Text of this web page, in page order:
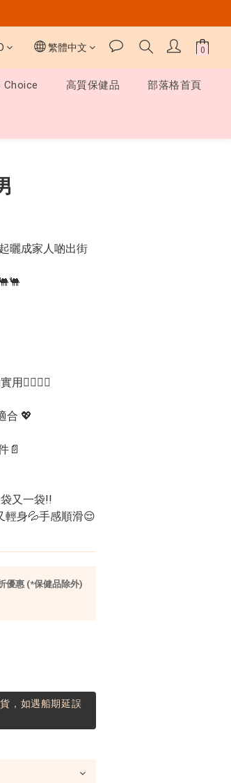
繁體中文
Choice 高質保健品 部落格首頁
曬成家人啲出街
👍🏻👍🏻
合 💖
📄
又一袋!!
輕身💦手感順滑😌
優惠 (*保健品除外)
，如遇船期延誤